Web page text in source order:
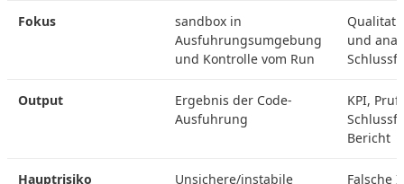
Fokus
sandbox in
Ausfuhrungsumgebung
und Kontrolle vom Run
Qualitat
und
Output
Ergebnis der Code-
Ausfuhrung
KPI,
Bericht
Hauptrisiko
Unsichere/instabile
Falsche